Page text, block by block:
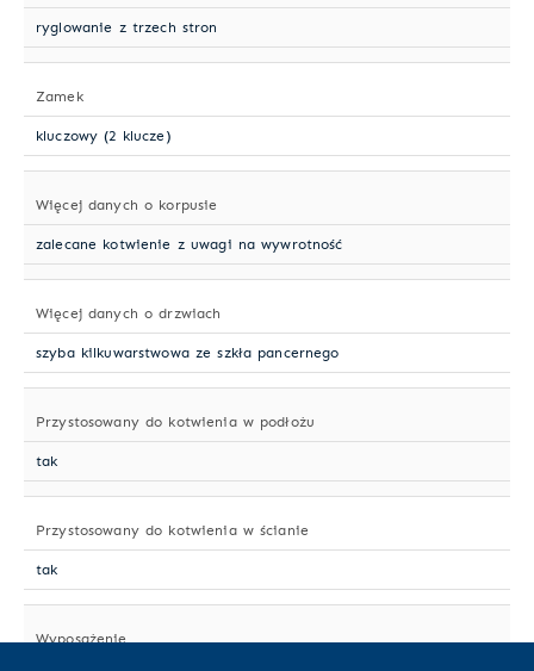
ryglowanie z trzech stron
Zamek
kluczowy (2 klucze)
Więcej danych o korpusie
zalecane kotwienie z uwagi na wywrotność
Więcej danych o drzwiach
szyba kilkuwarstwowa ze szkła pancernego
Przystosowany do kotwienia w podłożu
tak
Przystosowany do kotwienia w ścianie
tak
Wyposażenie